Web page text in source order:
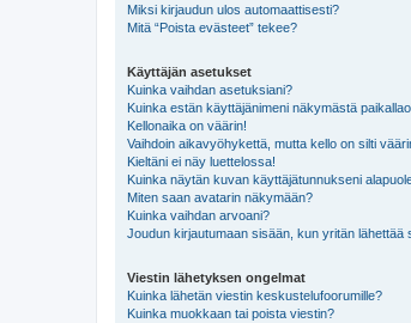
Miksi kirjaudun ulos automaattisesti?
Mitä “Poista evästeet” tekee?
Käyttäjän asetukset
Kuinka vaihdan asetuksiani?
Kuinka estän käyttäjänimeni näkymästä
Kellonaika on väärin!
Vaihdoin aikavyöhykettä, mutta kello on silti
Kieltäni ei näy luettelossa!
Kuinka näytän kuvan käyttäjätunnukseni
Miten saan avatarin näkymään?
Kuinka vaihdan arvoani?
Joudun kirjautumaan sisään, kun yritän lähettää
Viestin lähetyksen ongelmat
Kuinka lähetän viestin keskustelufoorumille?
Kuinka muokkaan tai poista viestin?